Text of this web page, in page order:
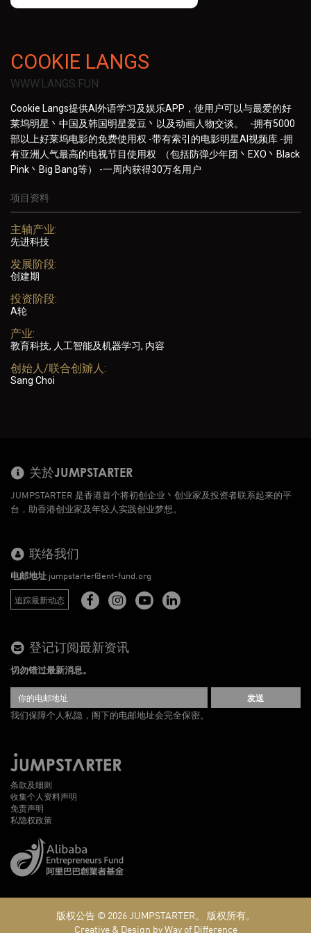
COOKIE LANGS
WWW.LANGS.FUN
Cookie Langs提供AI外语学习及娱乐APP，使用户可以与最爱的好
莱坞明星丶中国及韩国明星爱豆丶以及动画人物交谈。 -拥有5000
部以上好莱坞电影的免费使用权 -带有索引的电影明星AI视频库 -拥
有亚洲人气最高的电视节目使用权 （包括防弹少年团丶EXO丶Black
Pink丶Big Bang等） -一周内获得30万名用户
项目资料
主轴产业:
先进科技
发展阶段:
创建期
投资阶段:
A轮
产业:
教育科技, 人工智能及机器学习, 内容
创始人/联合创辧人:
Sang Choi
关於JUMPSTARTER
JUMPSTARTER 是香港首个将初创企业丶创业家及投资者联系起来的平
台，助香港创业家及年轻人实践创业梦想。
联络我们
电邮地址 jumpstarter@ent-fund.org
追踪最新动态
登记订阅最新资讯
切勿错过最新消息。
发送
我们保障个人私隐，阁下的电邮地址会完全保密。
条款及细则
收集个人资料声明
免责声明
私隐权政策
版权公告 © 2026JUMPSTARTER。
版权所有。
Creative & Design by Way of Difference